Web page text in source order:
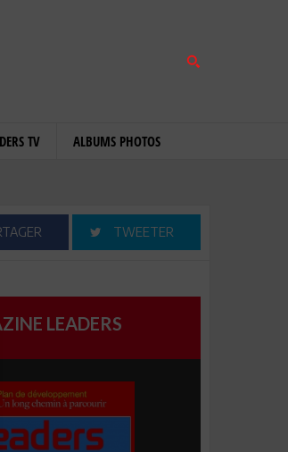
TV ALBUMS PHOTOS
TWEETER
LEADERS